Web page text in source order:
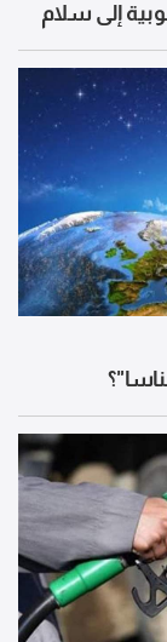
إلى سلام